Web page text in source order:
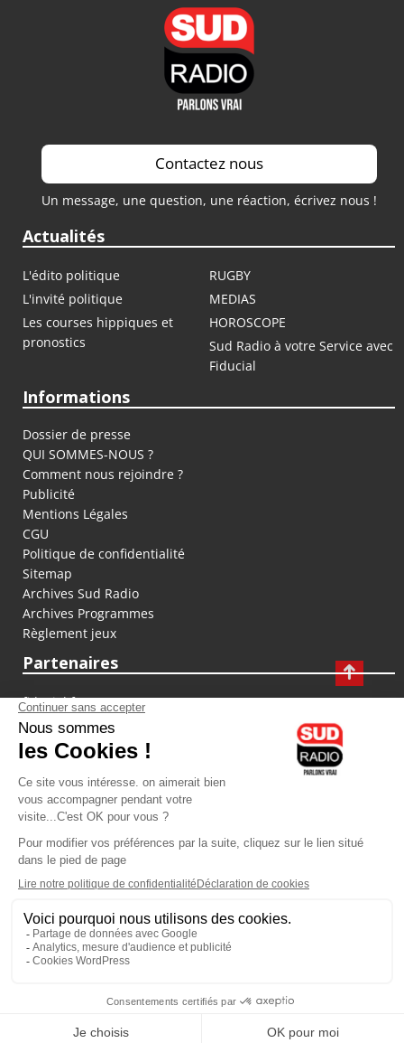
Contactez nous
Un message, une question, une réaction, écrivez nous !
Actualités
L'édito politique
RUGBY
L'invité politique
MEDIAS
Les courses hippiques et
pronostics
HOROSCOPE
Sud Radio à votre Service avec
Fiducial
Informations
Dossier de presse
QUI SOMMES-NOUS ?
Comment nous rejoindre ?
Publicité
Mentions Légales
CGU
Politique de confidentialité
Sitemap
Archives Sud Radio
Archives Programmes
Règlement jeux
Partenaires
fiducial.fr
lyoncapitale.fr
olympique-et-lyonnais.com
L'application Iphone / Android
Téléchargez l'application
Les cookies
Gestion des cookies
Crédit photos : ©Sud Radio / Pierre Olivier
Vanessa Perez
Le numérique pour tous
Muriel Reus
La force de l'engagement